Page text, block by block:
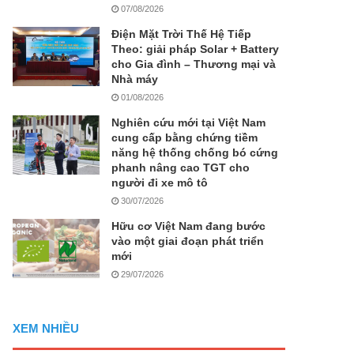
07/08/2026
Điện Mặt Trời Thế Hệ Tiếp
Theo: giải pháp Solar + Battery
cho Gia đình – Thương mại và
Nhà máy
01/08/2026
Nghiên cứu mới tại Việt Nam
cung cấp bằng chứng tiềm
năng hệ thống chống bó cứng
phanh nâng cao TGT cho
người đi xe mô tô
30/07/2026
Hữu cơ Việt Nam đang bước
vào một giai đoạn phát triển
mới
29/07/2026
XEM NHIỀU